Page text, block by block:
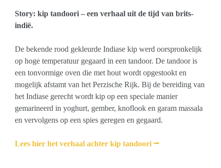
Story: kip tandoori – een verhaal uit de tijd van brits-
indië.
De bekende rood gekleurde Indiase kip werd oorspronkelijk
op hoge temperatuur gegaard in een tandoor. De tandoor is
een tonvormige oven die met hout wordt opgestookt en
mogelijk afstamt van het Perzische Rijk. Bij de bereiding van
het Indiase gerecht wordt kip op een speciale manier
gemarineerd in yoghurt, gember, knoflook en garam massala
en vervolgens op een spies geregen en gegaard.
Lees hier het verhaal achter kip tandoori ⭢